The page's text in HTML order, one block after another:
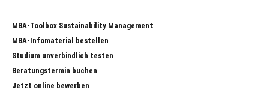
MBA-Toolbox Sustainability Management
MBA-Infomaterial bestellen
Studium unverbindlich testen
Beratungstermin buchen
Jetzt online bewerben